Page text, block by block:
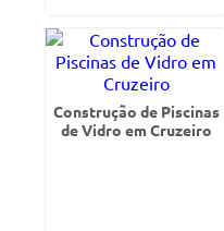
Construção de Piscinas
de Vidro em Cruzeiro